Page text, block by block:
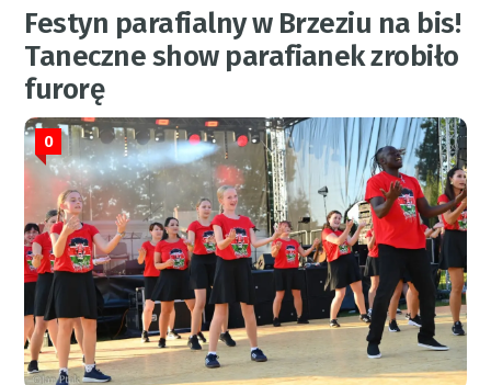
Festyn parafialny w Brzeziu na bis!
Taneczne show parafianek zrobiło
furorę
0